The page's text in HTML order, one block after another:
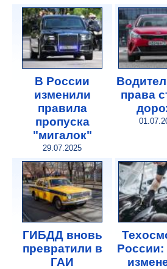
В России
изменили
правила
пропуска
"мигалок"
29.07.2025
права
ГИБДД вновь
превратили в
ГАИ
России: